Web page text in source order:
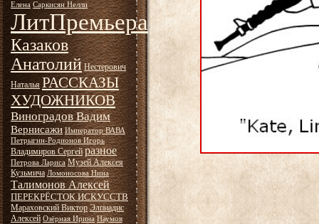
Елена Саркисян Нелли
ЛитПремьера
Казаков
Анатолий Нестерович
Наталья РАССКАЗЫ
ХУДОЖНИКОВ
Виноградов Вадим
Вернисажи Император ВАВА
Петрыгин-Родионов Игорь
Владимиров Сергей разное
Петрова Лариса Музей Алексея
Кузьмича Ломоносова Нина
Талимонов Алексей
ПЕРЕКРЁСТОК ИСКУССТВ
Мараховский Виктор Элпиадис
Алексей Озёрная Ирина Наумов